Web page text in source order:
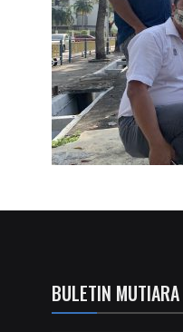
BULETIN